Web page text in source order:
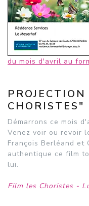
du mois d'avril au
Démarrons ce mois
Venez voir ou revoir
François Berléand et
authentique ce film
lui.
Film les Choristes -